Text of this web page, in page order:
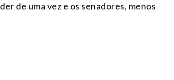
de uma vez e os senadores, menos